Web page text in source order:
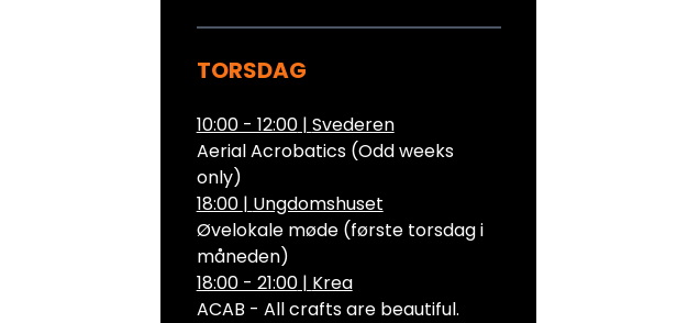
TORSDAG
10:00 - 12:00| Svederen
Aerial Acrobatics (Odd weeks
only)
18:00 | Ungdomshuset
Øvelokale møde (første torsdag i
måneden)
18:00 - 21:00| Krea
ACAB - All crafts are beautiful.